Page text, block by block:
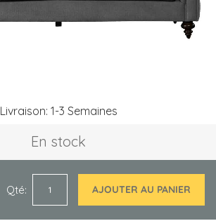
Livraison: 1-3 Semaines
En stock
Qté AJOUTER AU PANIER